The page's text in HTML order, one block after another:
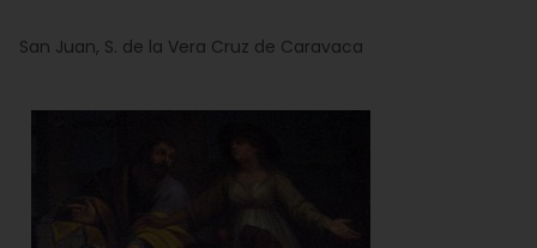
San Juan, S. de la Vera Cruz de Caravaca